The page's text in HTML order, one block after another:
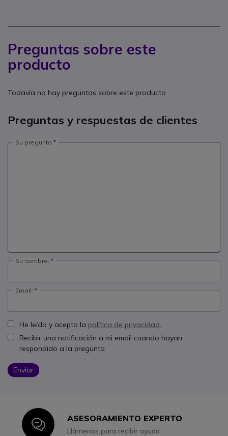
Preguntas sobre este
producto
Todavía no hay preguntas sobre este producto
Preguntas y respuestas de clientes
Su pregunta
Su nombre:
Email:
He leído y acepto la política de privacidad.
Recibir una notificación a mi email cuando hayan
respondido a la pregunta
Enviar
IconASESORAMIENTO EXPERTO
Llámenos para recibir ayuda